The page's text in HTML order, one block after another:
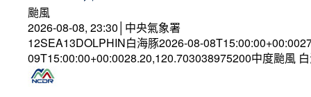
颱風
2026-08-08, 23:30│中央氣象署
12SEA13DOLPHIN白海豚2026-08-
09T15:00:00+00:0028.20,120.703038975200中度颱風